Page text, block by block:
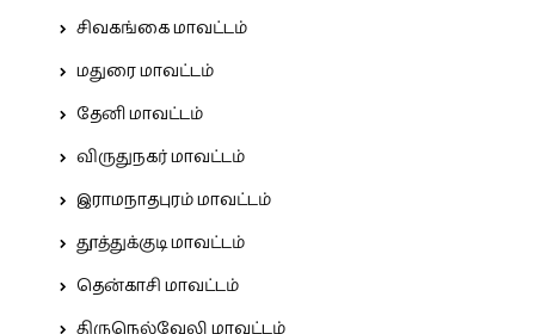
சிவகங்கை மாவட்டம்
மதுரை மாவட்டம்
தேனி மாவட்டம்
விருதுநகர் மாவட்டம்
இராமநாதபுரம் மாவட்டம்
தூத்துக்குடி மாவட்டம்
தென்காசி மாவட்டம்